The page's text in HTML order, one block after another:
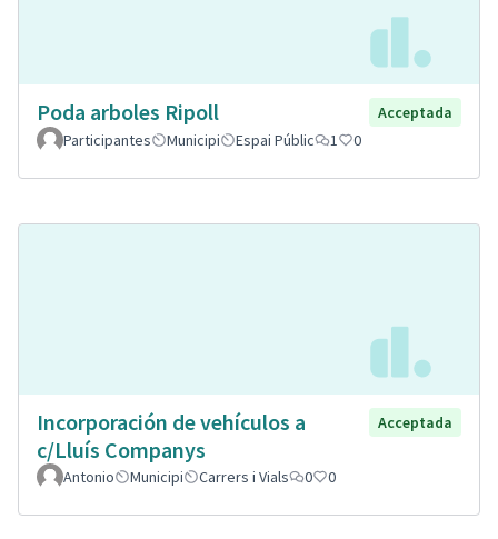
Poda arboles Ripoll
Acceptada
Participantes
Municipi Espai Públic 1 0
Incorporación de vehículos a
c/Lluís Companys
Acceptada
Antonio Municipi Carrers i Vials 0 0